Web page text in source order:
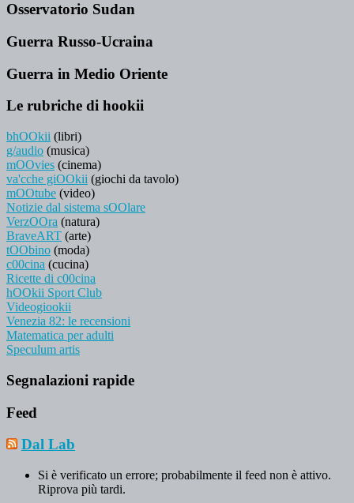
Osservatorio Sudan
Guerra Russo-Ucraina
Guerra in Medio Oriente
Le rubriche di hookii
bhOOkii (libri)
g/audio (musica)
mOOvies (cinema)
va'cche giOOkii (giochi da tavolo)
mOOtube (video)
Notizie dal sistema sOOlare
VerzOOra (natura)
BraveART (arte)
tOObino (moda)
c00cina (cucina)
Ricette di c00cina
hOOkii Sport Club
Videogiookii
Venezia 82: le recensioni
Matematica per adulti
Speculum artis
Segnalazioni rapide
Feed
Dal Lab
Si è verificato un errore; probabilmente il feed non è attivo.
Riprova più tardi.